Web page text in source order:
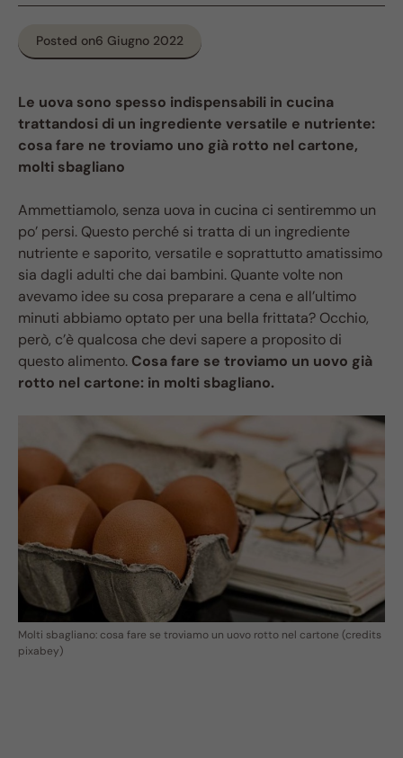
Posted on6 Giugno 2022
Le uova sono spesso indispensabili in cucina
trattandosi di un ingrediente versatile e nutriente:
cosa fare ne troviamo uno già rotto nel cartone,
molti sbagliano
Ammettiamolo, senza uova in cucina ci sentiremmo un
po’ persi. Questo perché si tratta di un ingrediente
nutriente e saporito, versatile e soprattutto amatissimo
sia dagli adulti che dai bambini. Quante volte non
avevamo idee su cosa preparare a cena e all’ultimo
minuti abbiamo optato per una bella frittata? Occhio,
però, c’è qualcosa che devi sapere a proposito di
questo alimento. Cosa fare se troviamo un uovo già
rotto nel cartone: in molti sbagliano.
Molti sbagliano: cosa fare se troviamo un uovo rotto nel cartone (credits
pixabey)